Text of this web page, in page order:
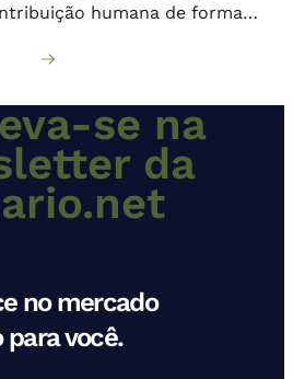
humana de forma
se na
da
no mercado
você.